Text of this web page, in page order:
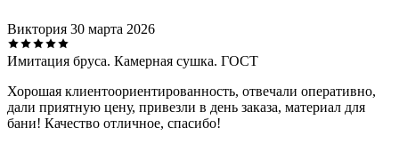
Виктория 30 марта 2026
Имитация бруса. Камерная сушка. ГОСТ
Хорошая клиентоориентированность, отвечали оперативно,
дали приятную цену, привезли в день заказа, материал для
бани! Качество отличное, спасибо!